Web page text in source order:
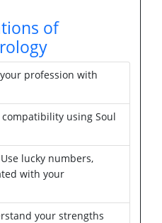
of
profession with
compatibility using Soul
Use lucky numbers,
with your
your strengths